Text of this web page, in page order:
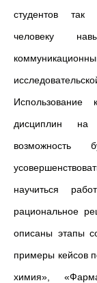
студентов так
человеку
Использование
дисциплин на
возможность
научиться
рациональное
описаны этапы
примеры кейсов
химия»,